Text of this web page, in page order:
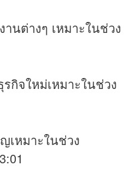
นต่างๆ เหมาะในช่วง
กิจใหม่เหมาะในช่วง
เหมาะในช่วง